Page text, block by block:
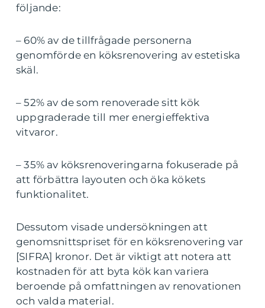
följande:
– 60% av de tillfrågade personerna
genomförde en köksrenovering av estetiska
skäl.
– 52% av de som renoverade sitt kök
uppgraderade till mer energieffektiva
vitvaror.
– 35% av köksrenoveringarna fokuserade på
att förbättra layouten och öka kökets
funktionalitet.
Dessutom visade undersökningen att
genomsnittspriset för en köksrenovering var
[SIFRA] kronor. Det är viktigt att notera att
kostnaden för att byta kök kan variera
beroende på omfattningen av renovationen
och valda material.